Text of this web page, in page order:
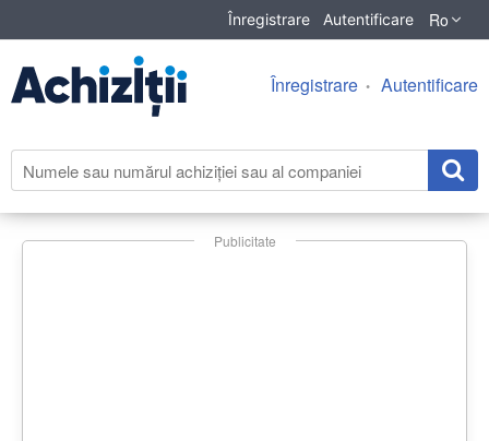
Înregistrare Autentificare Ro
Înregistrare Autentificare
Publicitate